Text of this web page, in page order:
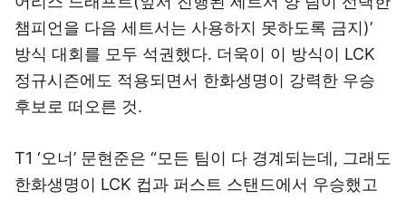
챔피언을 다음 세트서는 사용하지 못하도록 금지)’
방식 대회를 모두 석권했다. 더욱이 이 방식이 LCK
정규시즌에도 적용되면서 한화생명이 강력한 우승
후보로 떠오른 것.
T1 ‘오너’ 문현준은 “모든 팀이 다 경계되는데, 그래도
한화생명이 LCK 컵과 퍼스트 스탠드에서 우승했고